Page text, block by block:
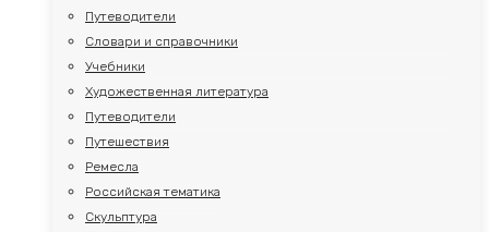
Путеводители
Словари и справочники
Учебники
Художественная литература
Путеводители
Путешествия
Ремесла
Российская тематика
Скульптура